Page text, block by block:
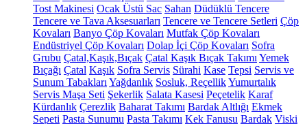
Tost Makinesi Ocak Üstü Sac Sahan Düdüklü Tencere
Tencere ve Tava Aksesuarları Tencere ve Tencere Setleri Çöp
Kovaları Banyo Çöp Kovaları Mutfak Çöp Kovaları
Endüstriyel Çöp Kovaları Dolap İçi Çöp Kovaları Sofra
Grubu Çatal,Kaşık,Bıçak Çatal Kaşık Bıçak Takımı Yemek
Bıçağı Çatal Kaşık Sofra Servis Sürahi Kase Tepsi Servis ve
Sunum Tabakları Yağdanlık Sosluk, ReçellikYumurtalık
Servis Maşa Seti Şekerlik Salata Kasesi Peçetelik Karaf
Kürdanlık Çerezlik Baharat Takımı Bardak Altlığı Ekmek
Sepeti Pasta Sunumu Pasta Takımı Kek Fanusu Bardak Viski